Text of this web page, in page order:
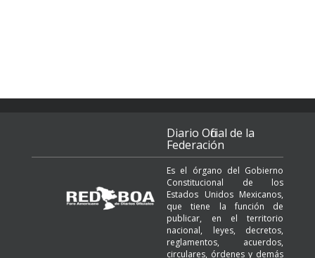
Diario Oficial de la
Federación
Es el órgano del Gobierno
Constitucional de los
Estados Unidos Mexicanos,
que tiene la función de
publicar, en el territorio
nacional, leyes, decretos,
reglamentos, acuerdos,
circulares, órdenes y demás